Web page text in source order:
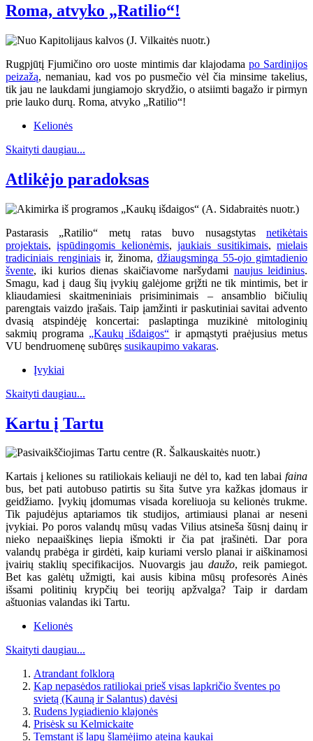
Roma, atvyko „Ratilio“!
Rugpjūtį Fjumičino oro uoste mintimis dar klajodama po Sardinijos
peizažą, nemaniau, kad vos po pusmečio vėl čia minsime takelius,
tik jau ne laukdami jungiamojo skrydžio, o atsiimti bagažo ir pirmyn
prie lauko durų. Roma, atvyko „Ratilio“!
Kelionės
Skaityti daugiau...
Atlikėjo paradoksas
Pastarasis „Ratilio“ metų ratas buvo nusagstytas netikėtais
projektais,įspūdingomis kelionėmis,jaukiais susitikimais,mielais
tradiciniais renginiaisir, žinoma, džiaugsminga 55-ojo gimtadienio
švente, iki kurios dienas skaičiavome naršydami naujus leidinius.
Smagu, kad į daug šių įvykių galėjome grįžti ne tik mintimis, bet ir
kliaudamiesi skaitmeniniais prisiminimais – ansamblio bičiulių
parengtais vaizdo įrašais. Taip įamžinti ir paskutiniai savitai advento
dvasią atspindėję koncertai: paslaptinga muzikinė mitologinių
sakmių programa „Kaukų išdaigos“ ir apmąstyti praėjusius metus
VU bendruomenę subūręs susikaupimo vakaras.
Įvykiai
Skaityti daugiau...
Kartu į Tartu
Kartais į keliones su ratiliokais keliauji ne dėl to, kad ten labai faina
bus, bet pati autobuso patirtis su šita šutve yra kažkas įdomaus ir
geidžiamo. Įvykių įdomumas visada koreliuoja su kelionės trukme.
Tik pajudėjus aptariamos tik studijos, artimiausi planai ar neseni
įvykiai. Po poros valandų mūsų vadas Vilius atsineša šūsnį dainų ir
nieko nepaaiškinęs liepia išmokti ir čia pat įrašinėti. Dar pora
valandų prabėga ir girdėti, kaip kuriami verslo planai ir aiškinamosi
įvairių staklių specifikacijos. Nuovargis jau daužo, reik pamiegot.
Bet kas galėtų užmigti, kai ausis kibina mūsų profesorės Ainės
išsami politinių krypčių bei teorijų apžvalga? Taip ir dardam
aštuonias valandas iki Tartu.
Kelionės
Skaityti daugiau...
Atrandant folklorą
Kap nepasėdos ratiliokai prieš visas lapkričio šventes po
svietą (Kauną ir Salantus) davėsi
Rudens lygiadienio klajonės
Prisėsk su Kelmickaite
Temstant iš lapų šlamėjimo ateina kaukai